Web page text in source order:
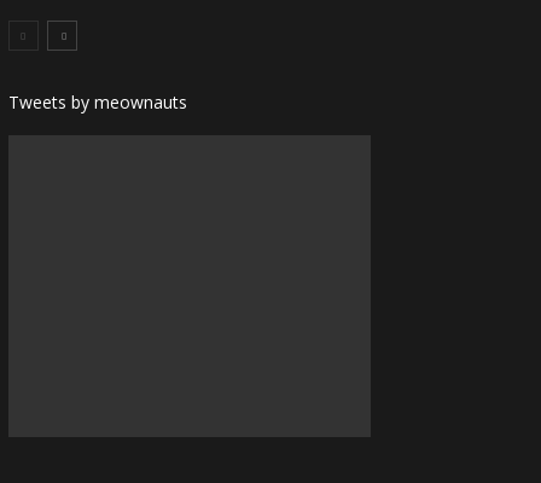
Tweets by meownauts